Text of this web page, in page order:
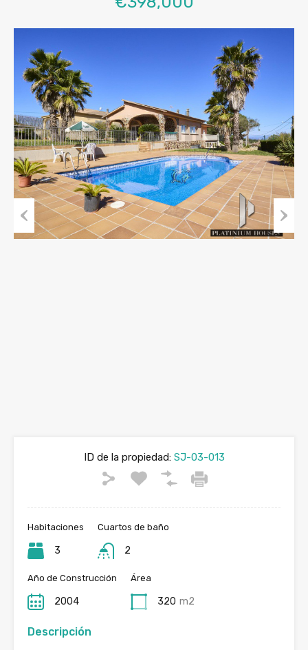
Previous Next
ID de la propiedad:SJ-03-013
Habitaciones
3
Cuartos de baño
2
Año de Construcción
2004
Área
320 m2
Descripción